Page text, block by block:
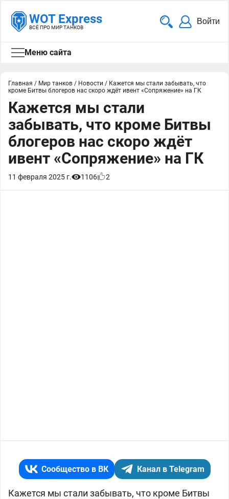
WOT Express
ВСЁ ПРО МИР ТАНКОВ
Войти
Меню сайта
Главная / Мир танков / Новости / Кажется мы стали забывать, что
кроме Битвы блогеров нас скоро ждёт ивент «Сопряжение» на ГК
Кажется мы стали
забывать, что кроме Битвы
блогеров нас скоро ждёт
ивент «Сопряжение» на ГК
11 февраля 2025 г. 1106 2
Сообщество в ВК Канал в Telegram
Кажется мы стали забывать, что кроме Битвы